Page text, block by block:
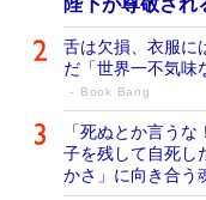
陛下が尊敬され
舌は欠損、衣服
だ「世界一不気味
Book Bang
「死ぬとか言う
子を残して自死し
かさ」に向き合う